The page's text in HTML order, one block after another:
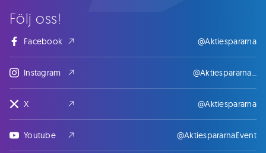
Följ oss!
Facebook @Aktiespararna
Instagram @Aktiespararna_
X @Aktiespararna
Youtube @AktiespararnaEvent